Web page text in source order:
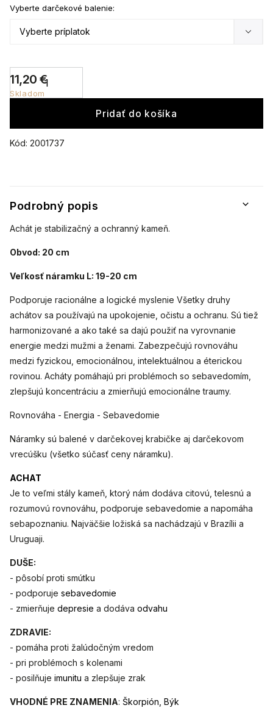
Kód: 2001737
11,20 €
Skladom
Vyberte darčekové balenie:
Pridať do košíka
Podrobný popis
Achát je stabilizačný a ochranný kameň.
Obvod: 20 cm
Veľkosť náramku L: 19-20 cm
Podporuje racionálne a logické myslenie Všetky druhy
achátov sa používajú na upokojenie, očistu a ochranu. Sú tiež
harmonizované a ako také sa dajú použiť na vyrovnanie
energie medzi mužmi a ženami. Zabezpečujú rovnováhu
medzi fyzickou, emocionálnou, intelektuálnou a éterickou
rovinou. Acháty pomáhajú pri problémoch so sebavedomím,
zlepšujú koncentráciu a zmierňujú emocionálne traumy.
Rovnováha - Energia - Sebavedomie
Náramky sú balené v darčekovej krabičke aj darčekovom
vrecúšku (všetko súčasť ceny náramku).
ACHAT
Je to veľmi stály kameň, ktorý nám dodáva citovú, telesnú a
rozumovú rovnováhu, podporuje sebavedomie a napomáha
sebapoznaniu. Najväčšie ložiská sa nachádzajú v Brazílii a
Uruguaji.
DUŠE:
- pôsobí proti smútku
- podporuje sebavedomie
- zmierňuje depresie a dodáva odvahu
ZDRAVIE:
- pomáha proti žalúdočným vredom
- pri problémoch s kolenami
- posilňuje imunitu a zlepšuje zrak
VHODNÉ PRE ZNAMENIA: Škorpión, Býk